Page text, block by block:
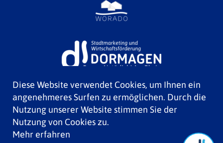
Diese Website verwendet Cookies, um Ihnen ein
angenehmeres Surfen zu ermöglichen. Durch die
Nutzung unserer Website stimmen Sie der
Nutzung von Cookies zu.
Mehr erfahren